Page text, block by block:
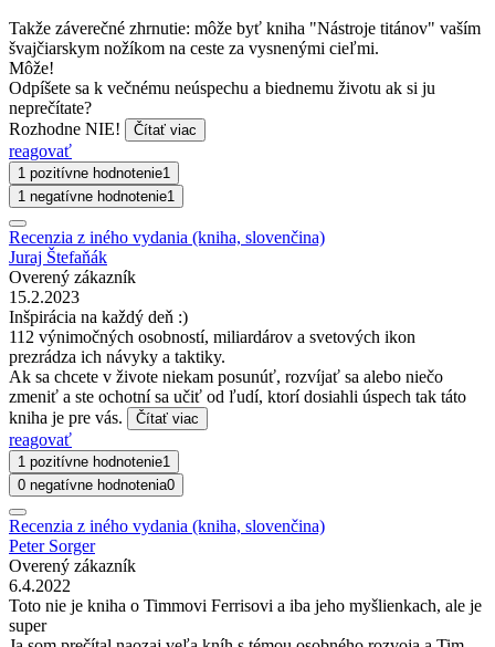
Takže záverečné zhrnutie: môže byť kniha "Nástroje titánov" vaším
švajčiarskym nožíkom na ceste za vysnenými cieľmi.
Môže!
Odpíšete sa k večnému neúspechu a biednemu životu ak si ju
neprečítate?
Rozhodne NIE!
Čítať viac
reagovať
1 pozitívne hodnotenie1
1 negatívne hodnotenie1
Recenzia z iného vydania (kniha, slovenčina)
Juraj Štefaňák
Overený zákazník
15.2.2023
Inšpirácia na každý deň :)
112 výnimočných osobností, miliardárov a svetových ikon
prezrádza ich návyky a taktiky.
Ak sa chcete v živote niekam posunúť, rozvíjať sa alebo niečo
zmeniť a ste ochotní sa učiť od ľudí, ktorí dosiahli úspech tak táto
kniha je pre vás.
Čítať viac
reagovať
1 pozitívne hodnotenie1
0 negatívne hodnotenia0
Recenzia z iného vydania (kniha, slovenčina)
Peter Sorger
Overený zákazník
6.4.2022
Toto nie je kniha o Timmovi Ferrisovi a iba jeho myšlienkach, ale je
super